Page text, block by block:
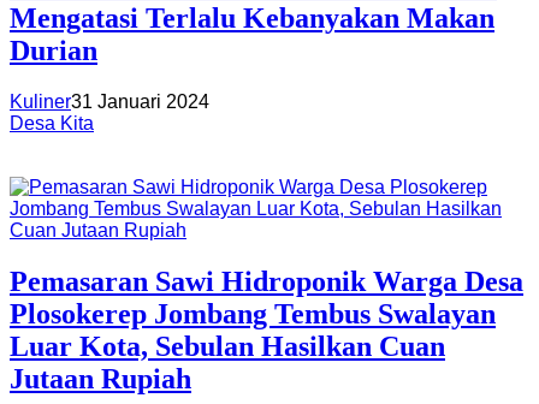
Mengatasi Terlalu Kebanyakan Makan
Durian
Kuliner31 Januari 2024
Desa Kita
Pemasaran Sawi Hidroponik Warga Desa
Plosokerep Jombang Tembus Swalayan
Luar Kota, Sebulan Hasilkan Cuan
Jutaan Rupiah